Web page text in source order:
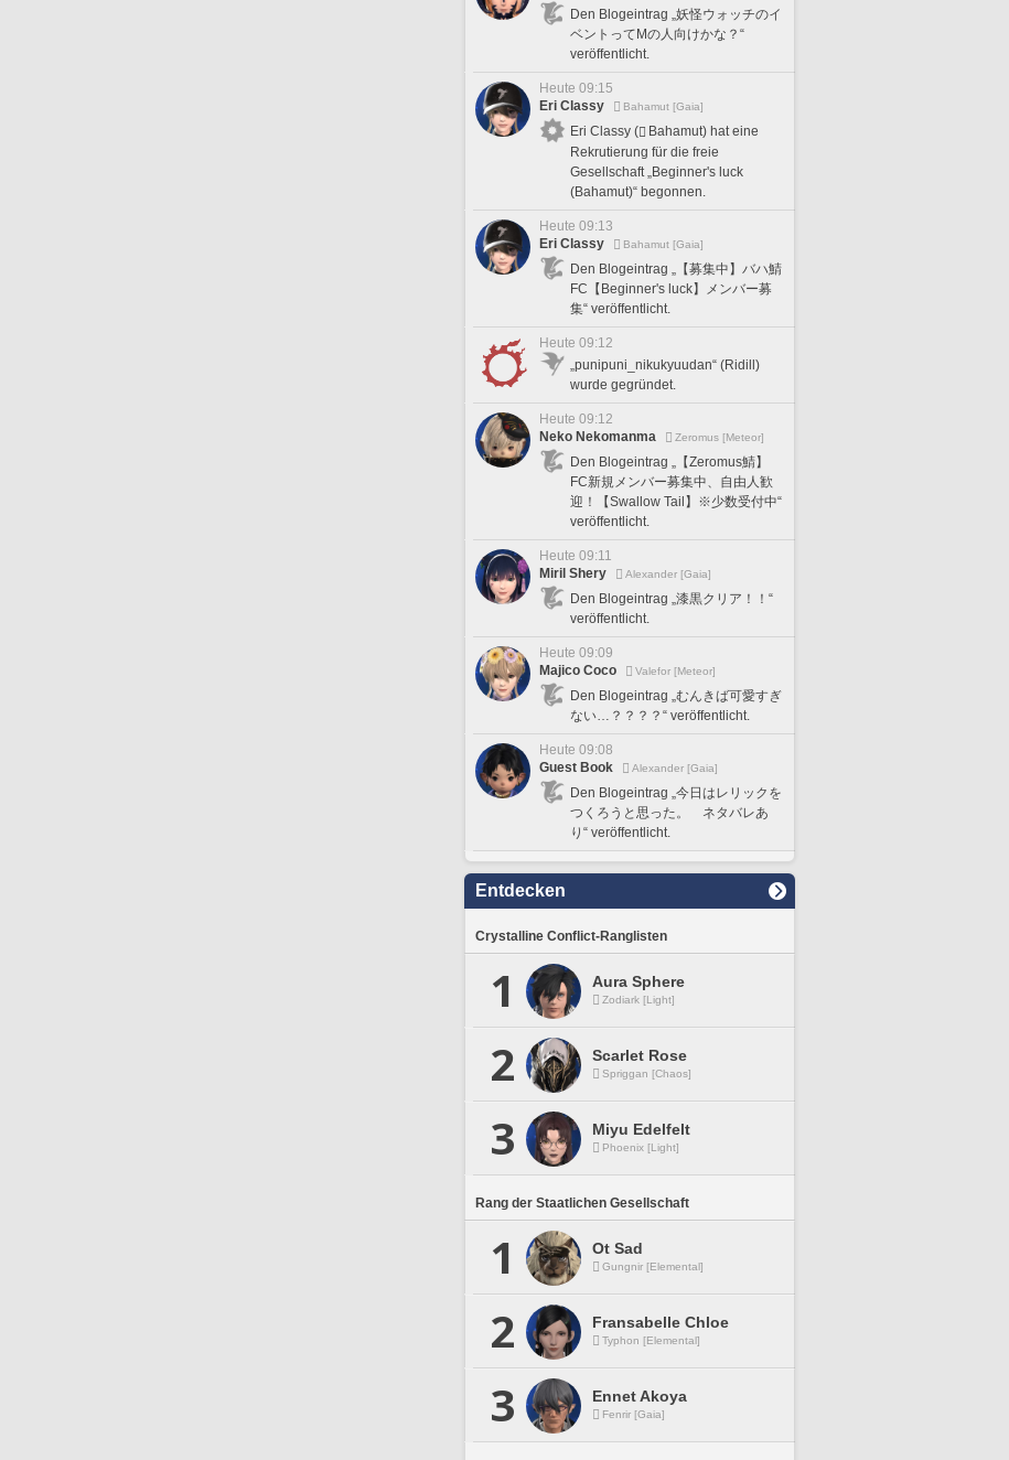
Den Blogeintrag „妖怪ウォッチのイ
ベントってMの人向けかな？“
veröffentlicht.
Heute 09:15
Eri Classy
Bahamut [Gaia]
Eri Classy (
Bahamut) hat eine
Rekrutierung für die freie
Gesellschaft „Beginner's luck
(Bahamut)“ begonnen.
Heute 09:13
Eri Classy
Bahamut [Gaia]
Den Blogeintrag „【募集中】バハ鯖
FC【Beginner's luck】メンバー募
集“ veröffentlicht.
Heute 09:12
„punipuni_nikukyuudan“ (Ridill)
wurde gegründet.
Heute 09:12
Neko Nekomanma
Zeromus [Meteor]
Den Blogeintrag „【Zeromus鯖】
FC新規メンバー募集中、自由人歓
迎！【Swallow Tail】※少数受付中“
veröffentlicht.
Heute 09:11
Miril Shery
Alexander [Gaia]
Den Blogeintrag „漆黒クリア！！“
veröffentlicht.
Heute 09:09
Majico Coco
Valefor [Meteor]
Den Blogeintrag „むんきば可愛すぎ
ない…？？？？“ veröffentlicht.
Heute 09:08
Guest Book
Alexander [Gaia]
Den Blogeintrag „今日はレリックを
つくろうと思った。 ネタバレあ
り“ veröffentlicht.
Entdecken
Crystalline Conflict-Ranglisten
1 Aura Sphere
Zodiark [Light]
2 Scarlet Rose
Spriggan [Chaos]
3 Miyu Edelfelt
Phoenix [Light]
Rang der Staatlichen Gesellschaft
1 Ot Sad
Gungnir [Elemental]
2 Fransabelle Chloe
Typhon [Elemental]
3 Ennet Akoya
Fenrir [Gaia]